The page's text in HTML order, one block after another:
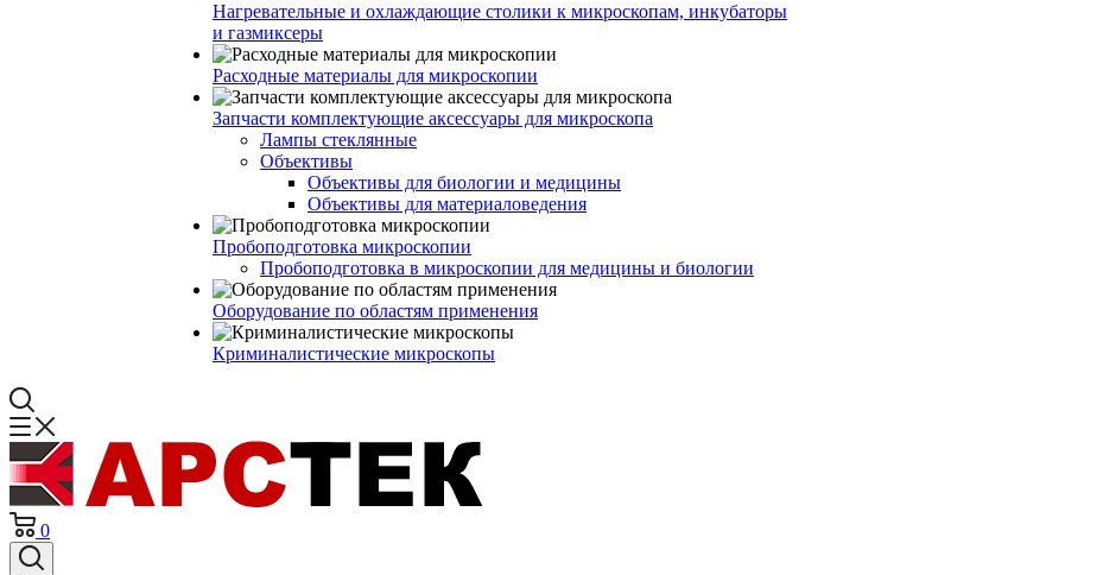
Нагревательные и охлаждающие столики к микроскопам, инкубаторы
и газмиксеры
Расходные материалы для микроскопии
Запчасти комплектующие аксессуары для микроскопа
Лампы стеклянные
Объективы
Объективы для биологии и медицины
Объективы для материаловедения
Пробоподготовка микроскопии
Пробоподготовка в микроскопии для медицины и биологии
Оборудование по областям применения
Криминалистические микроскопы
0